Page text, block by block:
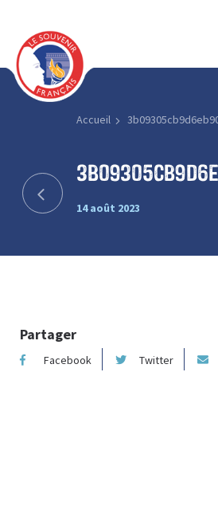
Accueil
14 août 2023
Partager
Facebook Twitter